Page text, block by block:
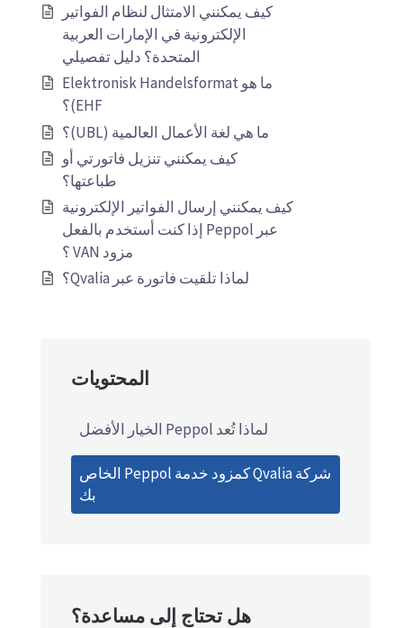
كيف يمكنني الامتثال لنظام الفواتير
الإلكترونية في الإمارات العربية
المتحدة؟ دليل تفصيلي
ما هو Elektronisk Handelsformat
EHF)؟
ما هي لغة الأعمال العالمية (UBL)؟
كيف يمكنني تنزيل فاتورتي أو
طباعتها؟
كيف يمكنني إرسال الفواتير الإلكترونية
عبر Peppol إذا كنت أستخدم بالفعل
مزود VAN ؟
لماذا تلقيت فاتورة عبر Qvalia؟
المحتويات
لماذا تُعد Peppol الخيار الأفضل
شركة Qvalia كمزود خدمة Peppol الخاص
بك
هل تحتاج إلى مساعدة؟